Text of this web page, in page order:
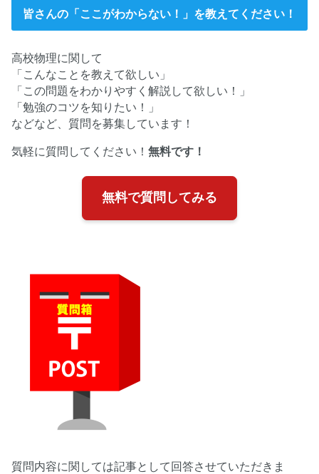
皆さんの「ここがわからない！」を教えてください！
高校物理に関して
「こんなことを教えて欲しい」
「この問題をわかりやすく解説して欲しい！」
「勉強のコツを知りたい！」
などなど、質問を募集しています！
気軽に質問してください！無料です！
無料で質問してみる
質問内容に関しては記事として回答させていただきま